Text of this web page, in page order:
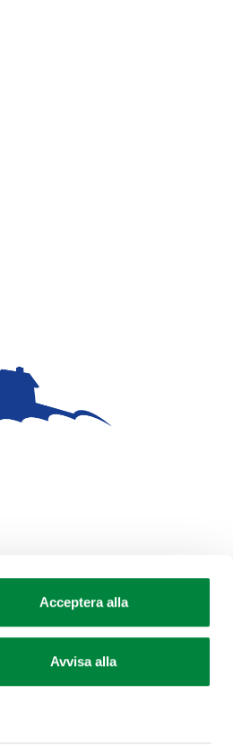
Acceptera alla
Avvisa alla